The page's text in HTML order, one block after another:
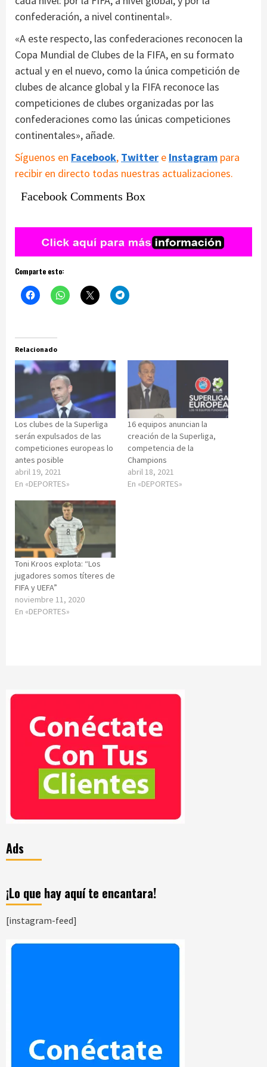
confederación, a nivel continental».
«A este respecto, las confederaciones reconocen la
Copa Mundial de Clubes de la FIFA, en su formato
actual y en el nuevo, como la única competición de
clubes de alcance global y la FIFA reconoce las
competiciones de clubes organizadas por las
confederaciones como las únicas competiciones
continentales», añade.
Síguenos en Facebook, Twitter e Instagram para
recibir en directo todas nuestras actualizaciones.
Facebook Comments Box
Comparte esto:
Relacionado
Los clubes de la Superliga
serán expulsados de las
competiciones europeas lo
antes posible
abril 19, 2021
En «DEPORTES»
16 equipos anuncian la
creación de la Superliga,
competencia de la
Champions
abril 18, 2021
En «DEPORTES»
Toni Kroos explota: “Los
jugadores somos títeres de
FIFA y UEFA”
noviembre 11, 2020
En «DEPORTES»
Ads
¡Lo que hay aquí te encantara!
[instagram-feed]